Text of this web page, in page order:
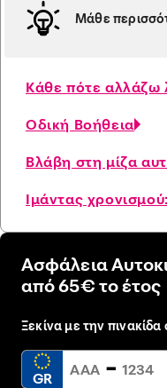
Μάθε
Κάθε πότε αλλάζω
Οδική Βοήθεια
Βλάβη στη μίζα
Ιμάντας
Ασφάλεια
από 65€ το έτος
Ξεκίνα με την πινακίδα
GR -